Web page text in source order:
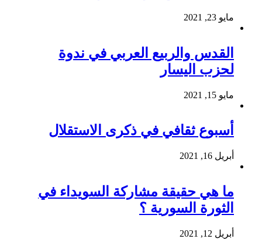
مايو 23, 2021
القدس والربيع العربي في ندوة
لحزب اليسار
مايو 15, 2021
أسبوع ثقافي في ذكرى الاستقلال
أبريل 16, 2021
ما هي حقيقة مشاركة السويداء في
الثورة السورية ؟
أبريل 12, 2021